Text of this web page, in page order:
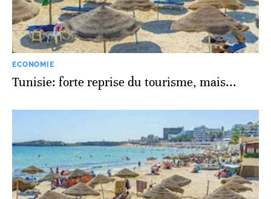
ECONOMIE
Tunisie: forte reprise du tourisme, mais...